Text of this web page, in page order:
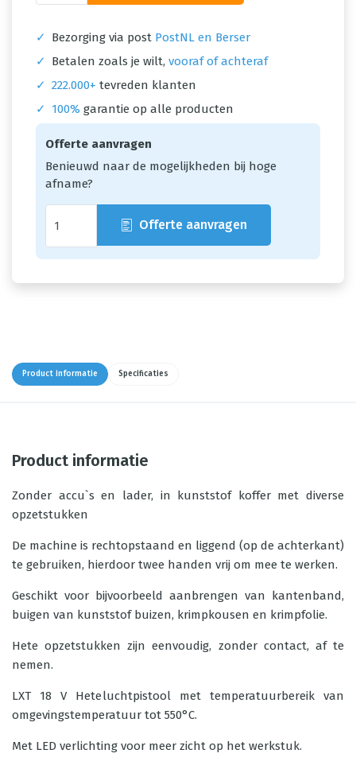
✓ Bezorging via post PostNL en Berser
✓
Betalen zoals je wilt, vooraf of achteraf
✓ 222.000+ tevreden klanten
✓
100% garantie op alle producten
Offerte aanvragen
Benieuwd naar de mogelijkheden bij hoge
afname?
Offerte aanvragen
Product informatie Specificaties
Product informatie
Zonder accu`s en lader, in kunststof koffer met diverse
opzetstukken
De machine is rechtopstaand en liggend (op de achterkant)
te gebruiken, hierdoor twee handen vrij om mee te werken.
Geschikt voor bijvoorbeeld aanbrengen van kantenband,
buigen van kunststof buizen, krimpkousen en krimpfolie.
Hete opzetstukken zijn eenvoudig, zonder contact, af te
nemen.
LXT 18 V Heteluchtpistool met temperatuurbereik van
omgevingstemperatuur tot 550°C.
Met LED verlichting voor meer zicht op het werkstuk.